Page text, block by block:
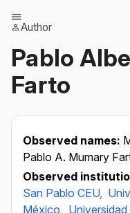
Author
Pablo
Farto
Observed names:
Pablo A. Mumary
Observed
San Pablo CEU,
México,